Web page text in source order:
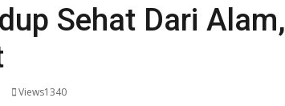
Sehat Dari Alam,
Views1340